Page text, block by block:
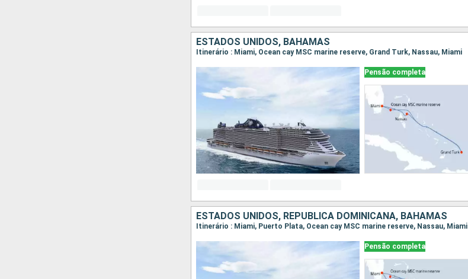
ESTADOS UNIDOS, BAHAMAS
Itinerário : Miami, Ocean cay MSC marine reserve, Grand Turk, Nassau, Miami
Pensão completa
ESTADOS UNIDOS, REPUBLICA DOMINICANA, BAHAMAS
Itinerário : Miami, Puerto Plata, Ocean cay MSC marine reserve, Nassau, Miami
Pensão completa